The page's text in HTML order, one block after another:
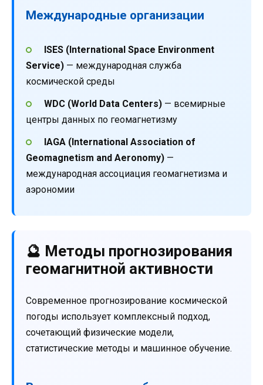
Международные организации
ISES (International Space Environment
Service) — международная служба
космической среды
WDC (World Data Centers)— всемирные
центры данных по геомагнетизму
IAGA (International Association of
Geomagnetism and Aeronomy) —
международная ассоциация геомагнетизма и
аэрономии
🔮 Методы прогнозирования
геомагнитной активности
Современное прогнозирование космической
погоды использует комплексный подход,
сочетающий физические модели,
статистические методы и машинное обучение.